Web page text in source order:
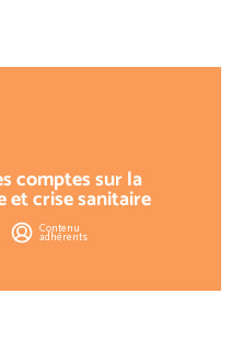
comptes sur la
et crise sanitaire
Contenu
adhérents